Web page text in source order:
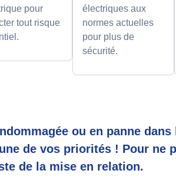
pour
tout risque
électriques aux
normes actuelles
pour plus de
sécurité.
ou en panne dans
de vos priorités ! Pour ne
de la mise en relation.